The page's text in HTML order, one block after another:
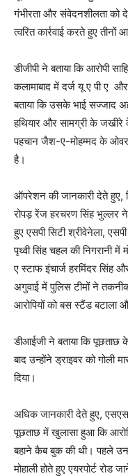
गंभीरता और संवेदनशीलता को
त्वरित कार्रवाई करते हुए तीनों
डीजीपी ने बताया कि आरोपी
कलामाबाद में दर्ज यू ए पी ए
बताया कि उसके भाई सज्जाद
हथियार और सामग्री के जखीरे
पहचान जैश-ए-मोहम्मद के
है।
ऑपरेशन की जानकारी देते
रोपड़ रेंज हरचरण सिंह भुल्लर ने
हुए एसपी सिटी श्रीवेनेला,
पृथ्वी सिंह चहल की निगरानी
ए स्टाफ इंचार्ज हरमिंदर सिंह
अगुवाई में पुलिस टीमों ने
आरोपियों को बस स्टैंड बटाला
डीआईजी ने बताया कि पूछताछ
बाद उन्होंने ड्राइवर को गोली
दिया।
अधिक जानकारी देते हुए,
पूछताछ में खुलासा हुआ कि
बहाने कैब बुक की थी। पहले
मोहाली होते हुए एयरपोर्ट